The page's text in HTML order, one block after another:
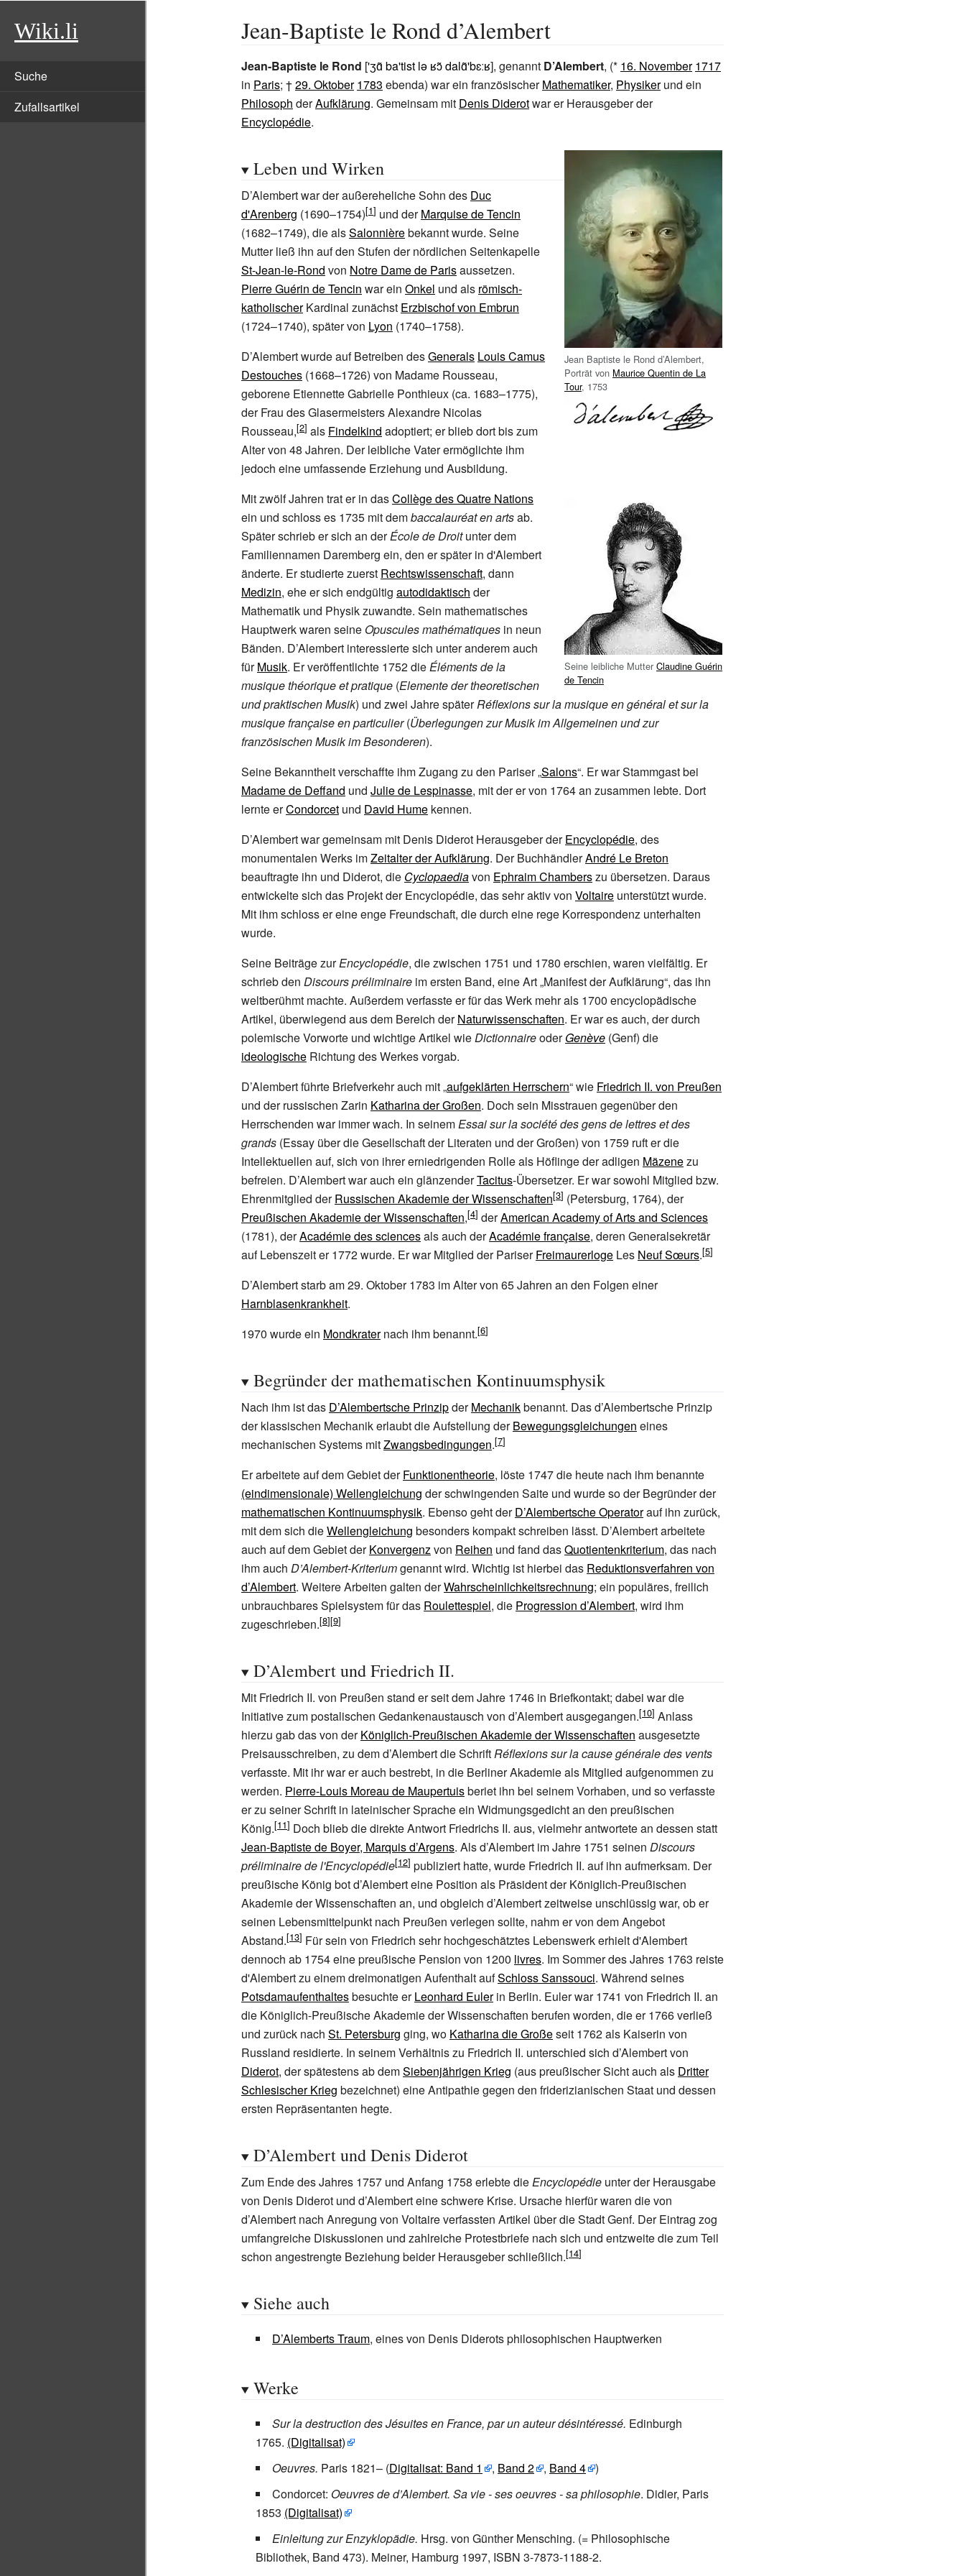
Wiki.li
Suche
Zufallsartikel
Jean-Baptiste le Rond d’Alembert
Jean-Baptiste le Rond ['ʒɑ̃ ba'tist lə ʁɔ̃ dalɑ̃'bɛːʁ], genannt D’Alembert, (* 16. November 1717
in Paris; †29. Oktober 1783 ebenda) war ein französischerMathematiker, Physikerund ein
Philosoph derAufklärung. Gemeinsam mit Denis Diderotwar er Herausgeber der
Encyclopédie.
Jean Baptiste le Rond d’Alembert,
Porträt von Maurice Quentin de La
Tour, 1753
Leben und Wirken
D’Alembert war der außereheliche Sohn des Duc
d'Arenberg (1690–1754) und derMarquise de Tencin
(1682–1749), die alsSalonnièrebekannt wurde. Seine
Mutter ließ ihn auf den Stufen der nördlichen Seitenkapelle
St-Jean-le-Rond von Notre Dame de Parisaussetzen.
Pierre Guérin de Tencin war ein Onkel und als römisch-
katholischerKardinal zunächst Erzbischof von Embrun
(1724–1740), später von Lyon (1740–1758).
D’Alembert wurde auf Betreiben desGenerals Louis Camus
Destouches (1668–1726) von Madame Rousseau,
geborene Etiennette Gabrielle Ponthieux (ca. 1683–1775),
der Frau des Glasermeisters Alexandre Nicolas
Rousseau,
als Findelkind adoptiert; er blieb dort bis zum
Alter von 48 Jahren. Der leibliche Vater ermöglichte ihm
jedoch eine umfassende Erziehung und Ausbildung.
Seine leibliche Mutter Claudine Guérin
de Tencin
Mit zwölf Jahren trat er in dasCollège des Quatre Nations
ein und schloss es 1735 mit dembaccalauréat en artsab.
Später schrieb er sich an derÉcole de Droitunter dem
Familiennamen Daremberg ein, den er später in d'Alembert
änderte. Er studierte zuerst Rechtswissenschaft, dann
Medizin, ehe er sich endgültig autodidaktisch der
Mathematik und Physik zuwandte. Sein mathematisches
Hauptwerk waren seine Opuscules mathématiques in neun
Bänden. D’Alembert interessierte sich unter anderem auch
fürMusik. Er veröffentlichte 1752 dieÉléments de la
musique théorique et pratique (Elemente der theoretischen
und praktischen Musik) und zwei Jahre späterRéflexions sur la musique en général et sur la
musique française en particulier(Überlegungen zur Musik im Allgemeinen und zur
französischen Musik im Besonderen).
Seine Bekanntheit verschaffte ihm Zugang zu den Pariser „Salons“. Er war Stammgast bei
Madame de Deffand und Julie de Lespinasse, mit der er von 1764 an zusammen lebte. Dort
lernte erCondorcet und David Hume kennen.
D’Alembert war gemeinsam mit Denis Diderot Herausgeber derEncyclopédie, des
monumentalen Werks imZeitalter der Aufklärung. Der BuchhändlerAndré Le Breton
beauftragte ihn und Diderot, die Cyclopaediavon Ephraim Chamberszu übersetzen. Daraus
entwickelte sich das Projekt der Encyclopédie, das sehr aktiv von Voltaire unterstützt wurde.
Mit ihm schloss er eine enge Freundschaft, die durch eine rege Korrespondenz unterhalten
wurde.
Seine Beiträge zurEncyclopédie, die zwischen 1751 und 1780 erschien, waren vielfältig. Er
schrieb den Discours préliminaire im ersten Band, eine Art „Manifest der Aufklärung“, das ihn
weltberühmt machte. Außerdem verfasste er für das Werk mehr als 1700 encyclopädische
Artikel, überwiegend aus dem Bereich derNaturwissenschaften. Er war es auch, der durch
polemische Vorworte und wichtige Artikel wieDictionnaireoderGenève (Genf) die
ideologische Richtung des Werkes vorgab.
D’Alembert führte Briefverkehr auch mit „aufgeklärten Herrschern“ wie Friedrich II. von Preußen
und der russischen Zarin Katharina der Großen. Doch sein Misstrauen gegenüber den
Herrschenden war immer wach. In seinemEssai sur la société des gens de lettres et des
grands (Essay über die Gesellschaft der Literaten und der Großen) von 1759 ruft er die
Intellektuellen auf, sich von ihrer erniedrigenden Rolle als Höflinge der adligen Mäzenezu
befreien. D’Alembert war auch ein glänzenderTacitus-Übersetzer. Er war sowohl Mitglied bzw.
Ehrenmitglied derRussischen Akademie der Wissenschaften
(Petersburg, 1764), der
Preußischen Akademie der Wissenschaften, derAmerican Academy of Arts and Sciences
(1781), derAcadémie des sciencesals auch derAcadémie française, deren Generalsekretär
auf Lebenszeit er 1772 wurde. Er war Mitglied der PariserFreimaurerloge Les Neuf Sœurs.
D’Alembert starb am 29. Oktober 1783 im Alter von 65 Jahren an den Folgen einer
Harnblasenkrankheit.
1970 wurde ein Mondkraternach ihm benannt.
Begründer der mathematischen Kontinuumsphysik
Nach ihm ist das D’Alembertsche PrinzipderMechanikbenannt. Das d’Alembertsche Prinzip
der klassischen Mechanik erlaubt die Aufstellung derBewegungsgleichungen eines
mechanischen Systems mitZwangsbedingungen.
Er arbeitete auf dem Gebiet derFunktionentheorie, löste 1747 die heute nach ihm benannte
(eindimensionale) Wellengleichung der schwingenden Saite und wurde so der Begründer der
mathematischen Kontinuumsphysik. Ebenso geht derD’Alembertsche Operatorauf ihn zurück,
mit dem sich dieWellengleichung besonders kompakt schreiben lässt. D’Alembert arbeitete
auch auf dem Gebiet derKonvergenzvon Reihen und fand dasQuotientenkriterium, das nach
ihm auch D’Alembert-Kriteriumgenannt wird. Wichtig ist hierbei das Reduktionsverfahren von
d’Alembert. Weitere Arbeiten galten derWahrscheinlichkeitsrechnung; ein populäres, freilich
unbrauchbares Spielsystem für das Roulettespiel, die Progression d’Alembert, wird ihm
zugeschrieben.
D’Alembert und Friedrich II.
Mit Friedrich II. von Preußen stand er seit dem Jahre 1746 in Briefkontakt; dabei war die
Initiative zum postalischen Gedankenaustausch von d’Alembert ausgegangen.
Anlass
hierzu gab das von derKöniglich-Preußischen Akademie der Wissenschaften ausgesetzte
Preisausschreiben, zu dem d’Alembert die SchriftRéflexions sur la cause générale des vents
verfasste. Mit ihr war er auch bestrebt, in die Berliner Akademie als Mitglied aufgenommen zu
werden. Pierre-Louis Moreau de Maupertuisberiet ihn bei seinem Vorhaben, und so verfasste
er zu seiner Schrift in lateinischer Sprache ein Widmungsgedicht an den preußischen
König.
Doch blieb die direkte Antwort Friedrichs II. aus, vielmehr antwortete an dessen statt
Jean-Baptiste de Boyer, Marquis d’Argens. Als d’Alembert im Jahre 1751 seinen Discours
préliminaire de l'Encyclopédie
publiziert hatte, wurde Friedrich II. auf ihn aufmerksam. Der
preußische König bot d’Alembert eine Position als Präsident der Königlich-Preußischen
Akademie der Wissenschaften an, und obgleich d’Alembert zeitweise unschlüssig war, ob er
seinen Lebensmittelpunkt nach Preußen verlegen sollte, nahm er von dem Angebot
Abstand.
Für sein von Friedrich sehr hochgeschätztes Lebenswerk erhielt d'Alembert
dennoch ab 1754 eine preußische Pension von 1200 livres. Im Sommer des Jahres 1763 reiste
d'Alembert zu einem dreimonatigen Aufenthalt aufSchloss Sanssouci. Während seines
Potsdamaufenthaltesbesuchte erLeonhard Eulerin Berlin. Euler war 1741 von Friedrich II. an
die Königlich-Preußische Akademie der Wissenschaften berufen worden, die er 1766 verließ
und zurück nach St. Petersburg ging, wo Katharina die Großeseit 1762 als Kaiserin von
Russland residierte. In seinem Verhältnis zu Friedrich II. unterschied sich d’Alembert von
Diderot, der spätestens ab demSiebenjährigen Krieg (aus preußischer Sicht auch als Dritter
Schlesischer Krieg bezeichnet) eine Antipathie gegen den friderizianischen Staat und dessen
ersten Repräsentanten hegte.
D’Alembert und Denis Diderot
Zum Ende des Jahres 1757 und Anfang 1758 erlebte dieEncyclopédie unter der Herausgabe
von Denis Diderot und d’Alembert eine schwere Krise. Ursache hierfür waren die von
d’Alembert nach Anregung von Voltaire verfassten Artikel über die Stadt Genf. Der Eintrag zog
umfangreiche Diskussionen und zahlreiche Protestbriefe nach sich und entzweite die zum Teil
schon angestrengte Beziehung beider Herausgeber schließlich.
Siehe auch
D’Alemberts Traum, eines von Denis Diderots philosophischen Hauptwerken
Werke
Sur la destruction des Jésuites en France, par un auteur désintéressé. Edinburgh
1765. (Digitalisat)
Oeuvres. Paris 1821– (Digitalisat: Band 1 , Band 2 , Band 4 )
Condorcet: Oeuvres de d’Alembert. Sa vie - ses oeuvres - sa philosophie. Didier, Paris
1853 (Digitalisat)
Einleitung zur Enzyklopädie. Hrsg. von Günther Mensching. (= Philosophische
Bibliothek, Band 473). Meiner, Hamburg 1997, ISBN 3-7873-1188-2.